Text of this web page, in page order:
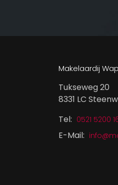
Makelaardij
Tukseweg 20
8331 LC
Tel: 0521 5200
E-Mail: